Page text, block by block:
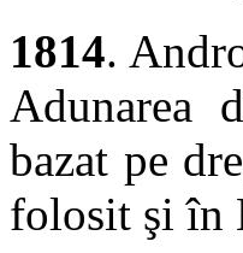
1814.
Adunarea
bazat pe
folosit şi în